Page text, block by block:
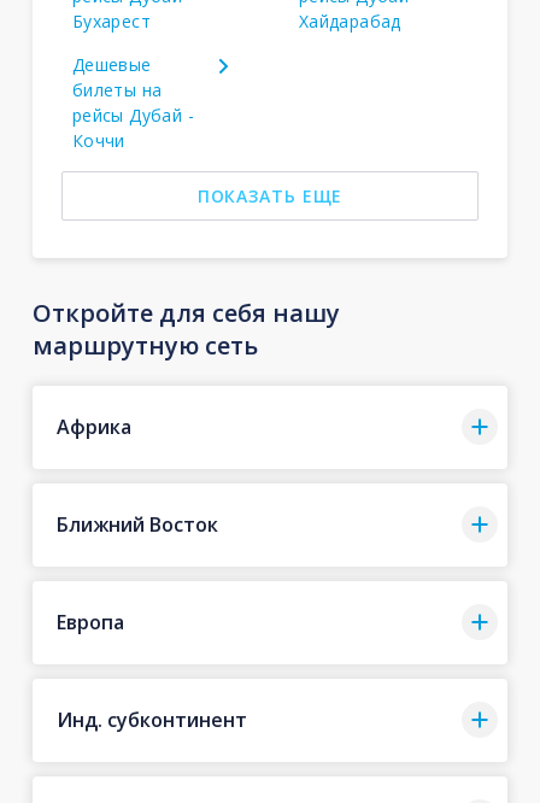
Бухарест
Хайдарабад
Дешевые
билеты на
рейсы Дубай -
Коччи
ПОКАЗАТЬ ЕЩЕ
Откройте для себя нашу
маршрутную сеть
Африка
Ближний Восток
Европа
Инд. субконтинент